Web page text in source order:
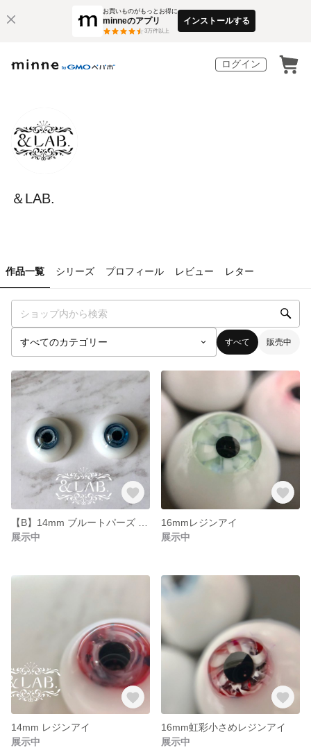
お買いものがもっとお得に
minneのアプリ
3万件以上
インストールする
ログイン
＆LAB.
作品一覧 シリーズ プロフィール レビュー レター
すべて 販売中
展示中
16mmレジンアイ
展示中
14mm レジンアイ
展示中
16mm虹彩小さめレジンアイ
展示中